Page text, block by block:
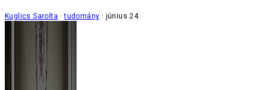
Kuglics Sarolta tudomány június 24.